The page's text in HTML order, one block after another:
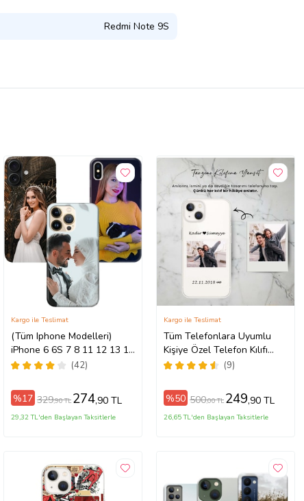
Redmi Note 9S
(Tüm Iphone Modelleri)
iPhone 6 6S 7 8 11 12 13 14
15 16 17 Pro Max Plus Mini
Fotoğraflı Kılıf
(42)
Kargo ile Teslimat
%17 329,90 TL 274,90 TL
29,32 TL'den Başlayan Taksitlerle
Tüm Telefonlara Uyumlu
Kişiye Özel Telefon Kılıfı
Tüm Modeller Açıklamada
(9)
Kargo ile Teslimat
%50 500,00 TL 249,90 TL
26,65 TL'den Başlayan Taksitlerle